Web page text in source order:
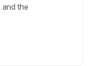
the